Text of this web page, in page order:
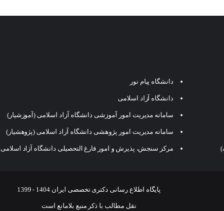
دانشگاه پیام نور
دانشگاه آزاد اسلامی
سامانه مدیریت امور آموزشی دانشگاه آزاد اسلامی (آموزشیار)
سامانه مدیریت امور پژوهشی دانشگاه آزاد اسلامی (پژوهشیار)
مرکز سنجش، پذیرش و امور فارغ التحصیلی دانشگاه آزاد اسلامی
پایگاه اطلاع رسانی دکتری تخصصی ایران 1404 - 1399
نقل مطالب با ذکر منبع بلامانع است